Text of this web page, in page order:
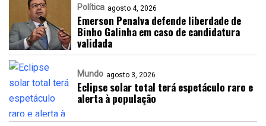
Política agosto 4, 2026
Emerson Penalva defende liberdade de
Binho Galinha em caso de candidatura
validada
Mundo agosto 3, 2026
Eclipse solar total terá espetáculo raro e
alerta à população